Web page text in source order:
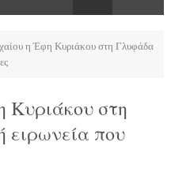
η Έφη Κυριάκου στη Γλυφάδα
Κυριάκου στη
ειρωνεία που